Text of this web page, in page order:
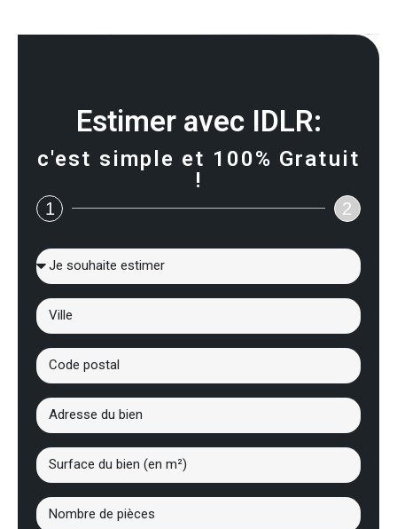
Estimer avec IDLR:
c'est simple et 100% Gratuit
!
1 2